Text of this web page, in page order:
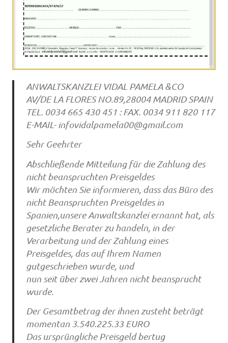
ANWALTSKANZLEI VIDAL PAMELA &CO
AV/DE LA FLORES NO.89,28004 MADRID SPAIN
TEL. 0034 665 430 451 : FAX. 0034 911 820 117
E-MAIL-infovidalpamela00@gmail.com
Sehr Geehrter
Abschließende Mitteilung für die Zahlung des
nicht beanspruchten Preisgeldes
Wir möchten Sie informieren, dass das Büro des
nicht Beanspruchten Preisgeldes in
Spanien,unsere Anwaltskanzlei ernannt hat, als
gesetzliche Berater zu handeln, in der
Verarbeitung und der Zahlung eines
Preisgeldes, das auf Ihrem Namen
gutgeschrieben wurde, und
nun seit über zwei Jahren nicht beansprucht
wurde.
Der Gesamtbetrag der ihnen zusteht beträgt
momentan 3.540.225.33 EURO
Das ursprüngliche Preisgeld bertug